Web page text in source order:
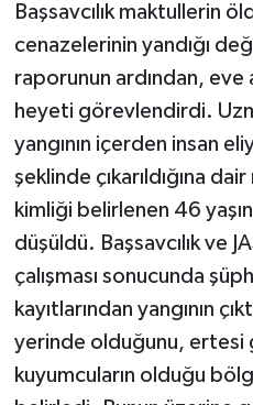
Başsavcılık maktullerin
cenazelerinin yandığı
raporunun ardından, eve
heyeti görevlendirdi.
yangının içerden insan
şeklinde çıkarıldığına
kimliği belirlenen 46
düşüldü. Başsavcılık ve
çalışması sonucunda
kayıtlarından yangının
yerinde olduğunu, ertesi
kuyumcuların olduğu